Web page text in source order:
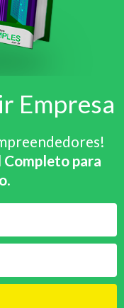
Empresa
Completo para
.